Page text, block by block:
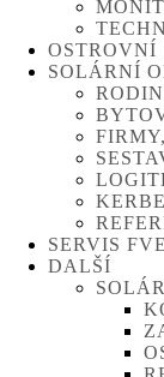
OSTROVNÍ
SOLÁRNÍ
SERVIS FVE
DALŠÍ